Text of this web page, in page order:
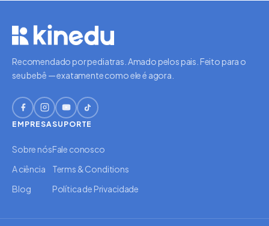
Recomendado por pediatras. Amado pelos pais. Feito para o
seu bebê — exatamente como ele é agora.
EMPRESA
Sobre nós
A ciência
Blog
SUPORTE
Fale conosco
Terms & Conditions
Política de Privacidade